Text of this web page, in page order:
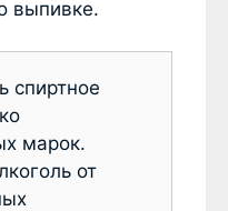
выпивке.
спиртное
марок.
от